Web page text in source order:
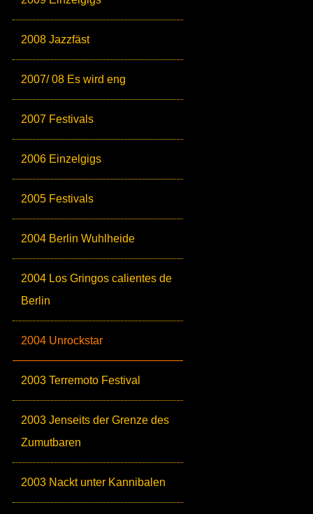
2008 Jazzfäst
2007/ 08 Es wird eng
2007 Festivals
2006 Einzelgigs
2005 Festivals
2004 Berlin Wuhlheide
2004 Los Gringos calientes de
Berlin
2004 Unrockstar
2003 Terremoto Festival
2003 Jenseits der Grenze des
Zumutbaren
2003 Nackt unter Kannibalen